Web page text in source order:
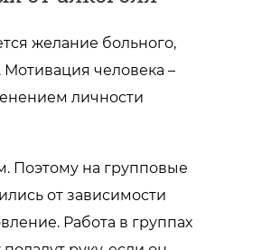
желание больного,
человека –
личности
Поэтому на групповые
от зависимости
Работа в группах